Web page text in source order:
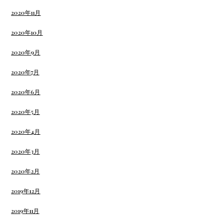
2020年11月
2020年10月
2020年9月
2020年7月
2020年6月
2020年5月
2020年4月
2020年3月
2020年2月
2019年12月
2019年11月